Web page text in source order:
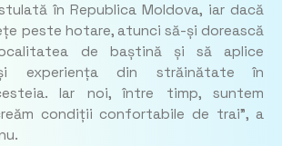
în Republica Moldova, iar dacă
peste hotare, atunci să-și dorească
de baștină și să aplice
experiența din străinătate în
Iar noi, între timp, suntem
condiții confortabile de trai”, a